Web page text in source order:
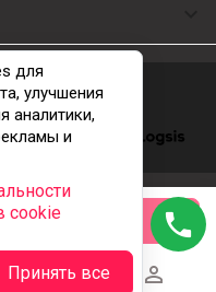
для
улучшения
аналитики,
и
cookie
Принять все
phone
 